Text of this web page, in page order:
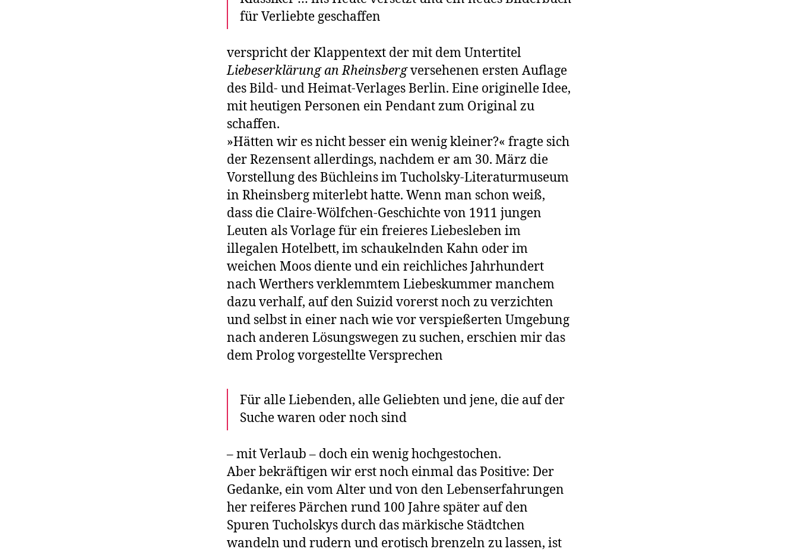
für Verliebte geschaffen
verspricht der Klappentext der mit dem Untertitel
Liebeserklärung an Rheinsbergversehenen ersten Auflage
des Bild- und Heimat-Verlages Berlin. Eine originelle Idee,
mit heutigen Personen ein Pendant zum Original zu
schaffen.
»Hätten wir es nicht besser ein wenig kleiner?« fragte sich
der Re­zensent allerdings, nachdem er am 30. März die
Vorstellung des Büchleins im Tucholsky-Literaturmu­seum
in Rheinsberg miterlebt hatte. Wenn man schon weiß,
dass die Claire-Wölf­chen-Geschichte von 1911 jungen
Leuten als Vorlage für ein freieres Liebesleben im
illegalen Hotelbett, im schaukelnden Kahn oder im
weichen Moos diente und ein reichliches Jahrhundert
nach Werthers ver­klemmtem Liebeskummer manchem
dazu verhalf, auf den Suizid vorerst noch zu verzichten
und selbst in einer nach wie vor verspießerten Umgebung
nach anderen Lösungswegen zu suchen, erschien mir das
dem Prolog vorgestellte Versprechen
Für alle Liebenden, alle Geliebten und jene, die auf der
Suche waren oder noch sind
– mit Verlaub – doch ein wenig hochgestochen.
Aber bekräftigen wir erst noch einmal das Positive: Der
Gedanke, ein vom Alter und von den Lebenserfahrungen
her reiferes Pärchen rund 100 Jahre später auf den
Spuren Tucholskys durch das märkische Städtchen
wandeln und rudern und erotisch brenzeln zu lassen, ist